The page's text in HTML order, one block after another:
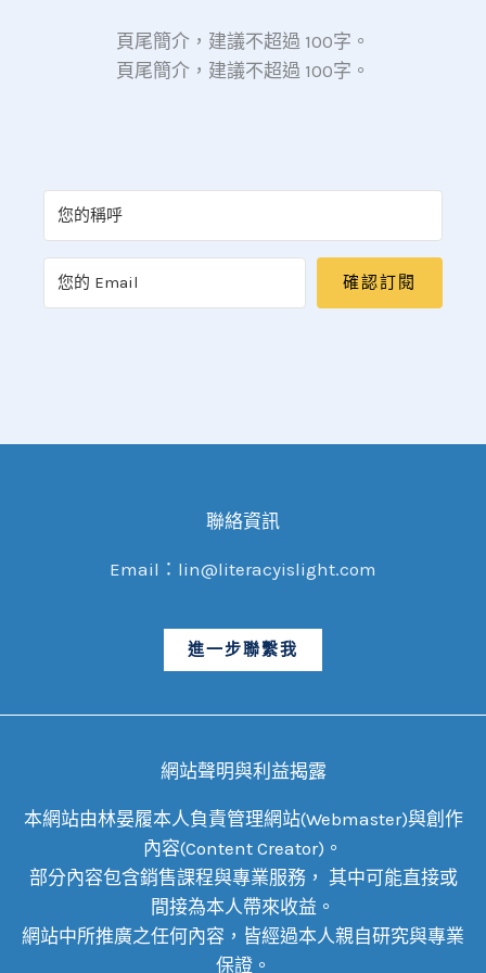
頁尾簡介，建議不超過 100字。
頁尾簡介，建議不超過 100字。
確認訂閱
聯絡資訊
Email：lin@literacyislight.com
進一步聯繫我
網站聲明與利益揭露
本網站由林晏履本人負責管理網站(Webmaster)與創作
內容(Content Creator)。
部分內容包含銷售課程與專業服務， 其中可能直接或
間接為本人帶來收益。
網站中所推廣之任何內容，皆經過本人親自研究與專業
保證。